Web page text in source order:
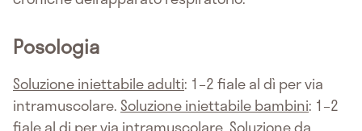
Posologia
Soluzione iniettabile adulti: 1–2 fiale al dì per via
intramuscolare. Soluzione iniettabile bambini: 1–2